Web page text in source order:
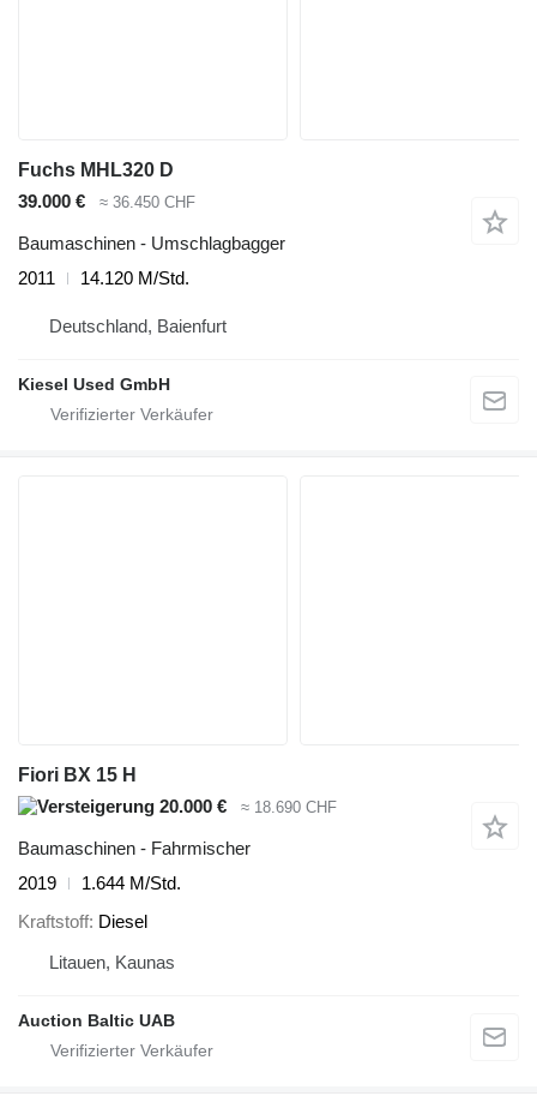
Fuchs MHL320 D
39.000 €
≈ 36.450 CHF
Baumaschinen - Umschlagbagger
2011
14.120 M/Std.
Deutschland, Baienfurt
Kiesel Used GmbH
Fiori BX 15 H
20.000 €
≈ 18.690 CHF
Baumaschinen - Fahrmischer
2019
1.644 M/Std.
Kraftstoff Diesel
Litauen, Kaunas
Auction Baltic UAB